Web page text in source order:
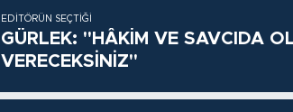
EDITÖRÜN SEÇTIĞI
GÜRLEK: "HÂKİM VE SAVCIDA
VERECEKSİNİZ"